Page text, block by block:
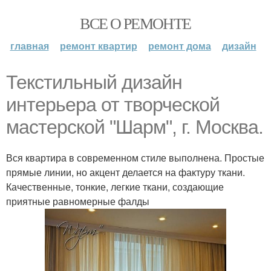
ВСЕ О РЕМОНТЕ
главная ремонт квартир ремонт дома дизайн
Текстильный дизайн
интерьера от творческой
мастерской "Шарм", г. Москва.
Вся квартира в современном стиле выполнена. Простые
прямые линии, но акцент делается на фактуру ткани.
Качественные, тонкие, легкие ткани, создающие
приятные равномерные фалды